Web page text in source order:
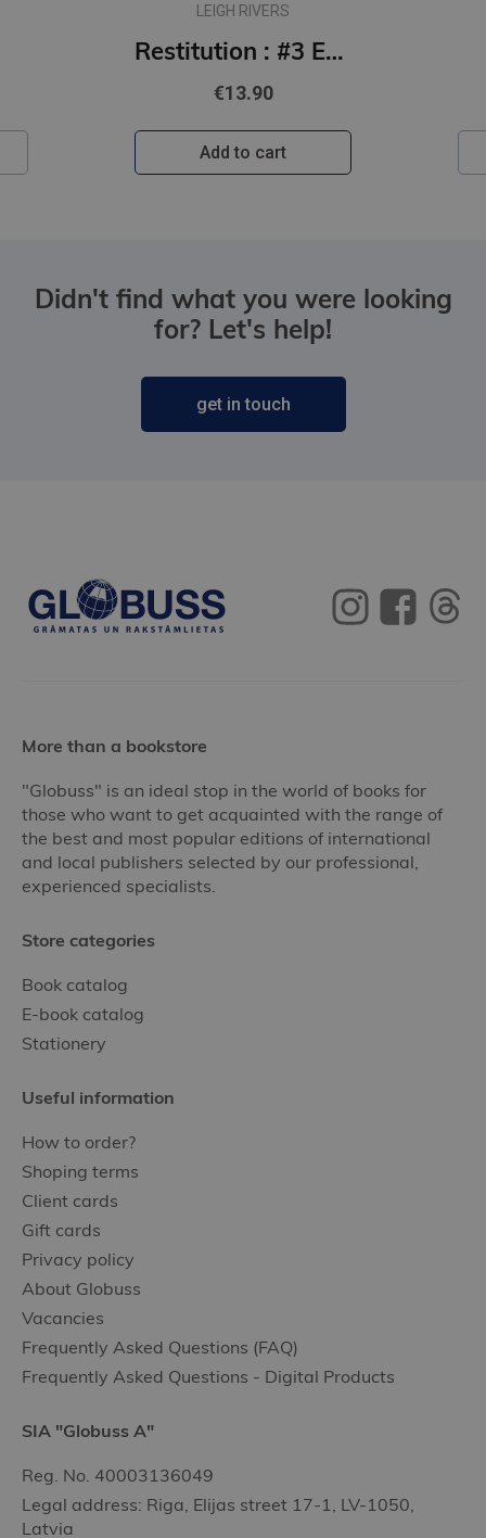
LEIGH RIVERS
Restitution : #3 Edge of Darkness series : delux paperback featuring exclusive character artwork
€13.90
Add to cart
Didn't find what you were looking
for? Let's help!
get in touch
More than a bookstore
"Globuss" is an ideal stop in the world of books for
those who want to get acquainted with the range of
the best and most popular editions of international
and local publishers selected by our professional,
experienced specialists.
Store categories
Book catalog
E-book catalog
Stationery
Useful information
How to order?
Shoping terms
Client cards
Gift cards
Privacy policy
About Globuss
Vacancies
Frequently Asked Questions (FAQ)
Frequently Asked Questions - Digital Products
SIA "Globuss A"
Reg. No. 40003136049
Legal address: Riga, Elijas street 17-1, LV-1050,
Latvia